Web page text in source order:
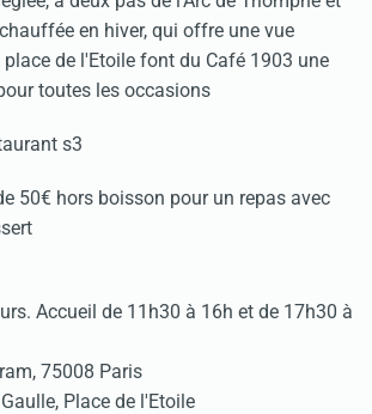
en hiver, qui offre une vue
de l'Etoile font du Café 1903 une
toutes les occasions
50€ hors boisson pour un repas avec
Accueil de 11h30 à 16h et de 17h30 à
75008 Paris
Place de l'Etoile